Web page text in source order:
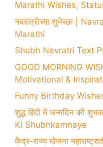
Marathi Wishes,
नवरात्रीच्या शुभेच्छा |
Marathi
Shubh Navratri Text
GOOD MORNING
Motivational &
Funny Birthday
शुद्ध हिंदी में जन्मदिन की
Ki Shubhkamnaye
केंद्र-राज्य योजना